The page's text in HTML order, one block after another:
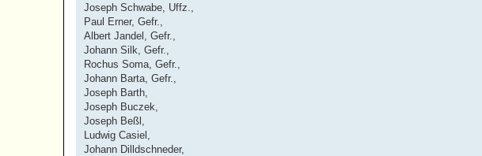
Joseph Schwabe, Uffz.,
Paul Erner, Gefr.,
Albert Jandel, Gefr.,
Johann Silk, Gefr.,
Rochus Soma, Gefr.,
Johann Barta, Gefr.,
Joseph Barth,
Joseph Buczek,
Joseph Beßl,
Ludwig Casiel,
Johann Dilldschneder,